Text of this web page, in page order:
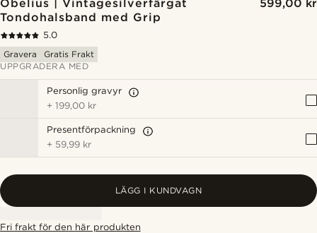
Obelius | Vintagesilverfärgat
Tondohalsband med Grip
599,00 kr
5.0
Gravera
Gratis Frakt
UPPGRADERA MED
Personlig gravyr
+199,00 kr
Presentförpackning
+ 59,99 kr
LÄGG I KUNDVAGN
Fri frakt för den här produkten